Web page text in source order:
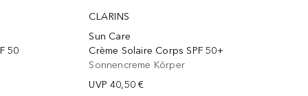
50
CLARINS
Sun Care
Crème Solaire Corps SPF 50+
Sonnencreme Körper
UVP 40,50 €